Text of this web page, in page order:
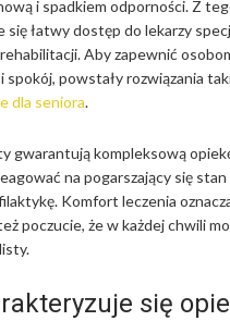
i spadkiem odporności. Z
łatwy dostęp do lekarzy
Aby zapewnić
powstały rozwiązania
dla seniora.
gwarantują kompleksową
na pogarszający się stan
Komfort leczenia
poczucie, że w każdej chwili
się